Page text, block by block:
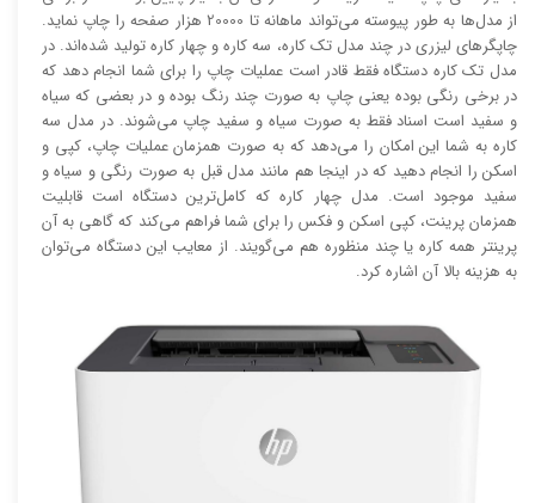
از مدل‌ها به طور پیوسته می‌تواند ماهانه تا 20000 هزار صفحه را چاپ نماید.
چاپگر‌های لیزری در چند مدل تک کاره، سه کاره و چهار کاره تولید شده‌اند. در
مدل تک کاره دستگاه فقط قادر است عملیات چاپ را برای شما انجام دهد که
در برخی رنگی بوده یعنی چاپ به صورت چند رنگ بوده و در بعضی که سیاه
و سفید است اسناد فقط به صورت سیاه و سفید چاپ می‌شوند. در مدل سه
کاره به شما این امکان را می‌دهد که به صورت همزمان عملیات چاپ، کپی و
اسکن را انجام دهید که در اینجا هم مانند مدل قبل به صورت رنگی و سیاه و
سفید موجود است. مدل چهار کاره که کامل‌ترین دستگاه است قابلیت
همزمان پرینت، کپی اسکن و فکس را برای شما فراهم می‌کند که گاهی به آن
پرینتر همه کاره یا چند منظوره هم می‌گویند. از معایب این دستگاه می‌توان
به هزینه بالا آن اشاره کرد.